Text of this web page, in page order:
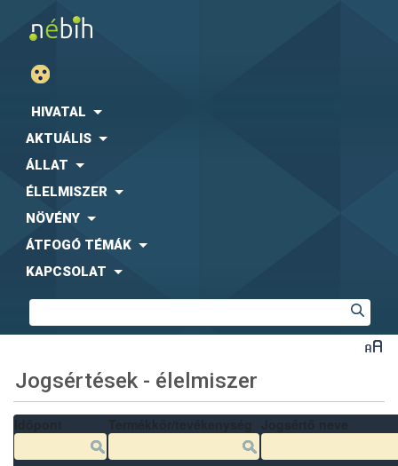
HIVATAL
AKTUÁLIS
ÁLLAT
ÉLELMISZER
NÖVÉNY
ÁTFOGÓ TÉMÁK
KAPCSOLAT
Jogsértések - élelmiszer